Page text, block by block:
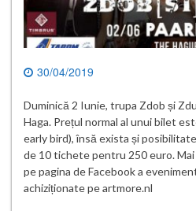
30/04/2019
Duminică 2 Iunie, trupa Zdob și
Haga. Prețul normal al unui bilet
early bird), însă exista și
de 10 tichete pentru 250 euro.
pe pagina de Facebook a
achiziționate pe artmore.nl